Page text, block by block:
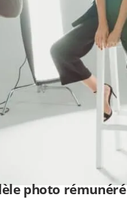
photo rémunéré